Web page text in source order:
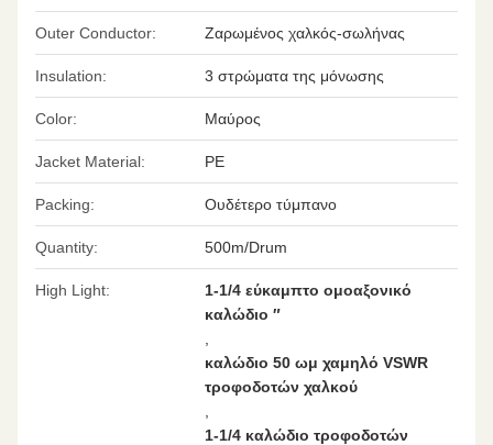
Outer Conductor: Ζαρωμένος χαλκός-σωλήνας
Insulation: 3 στρώματα της μόνωσης
Color: Μαύρος
Jacket Material: PE
Packing: Ουδέτερο τύμπανο
Quantity: 500m/Drum
High Light:
1-1/4 εύκαμπτο ομοαξονικό
καλώδιο ″
καλώδιο 50 ωμ χαμηλό VSWR
τροφοδοτών χαλκού
1-1/4 καλώδιο τροφοδοτών